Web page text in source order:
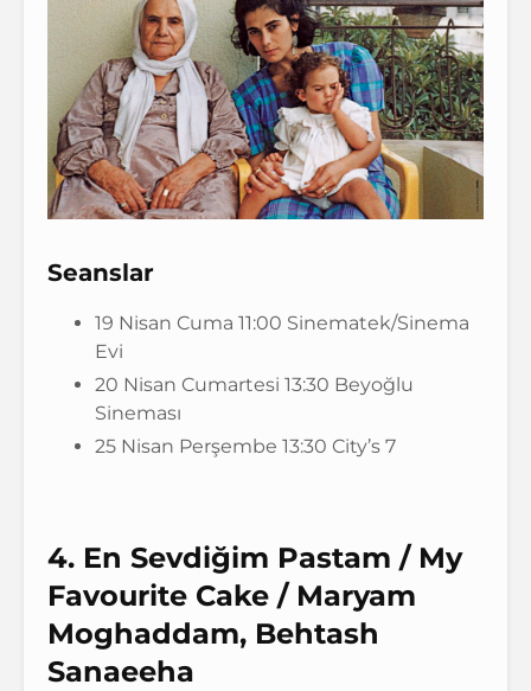
Seanslar
19 Nisan Cuma 11:00 Sinematek/Sinema
Evi
20 Nisan Cumartesi 13:30 Beyoğlu
Sineması
25 Nisan Perşembe 13:30 City’s 7
4. En Sevdiğim Pastam / My
Favourite Cake / Maryam
Moghaddam, Behtash
Sanaeeha